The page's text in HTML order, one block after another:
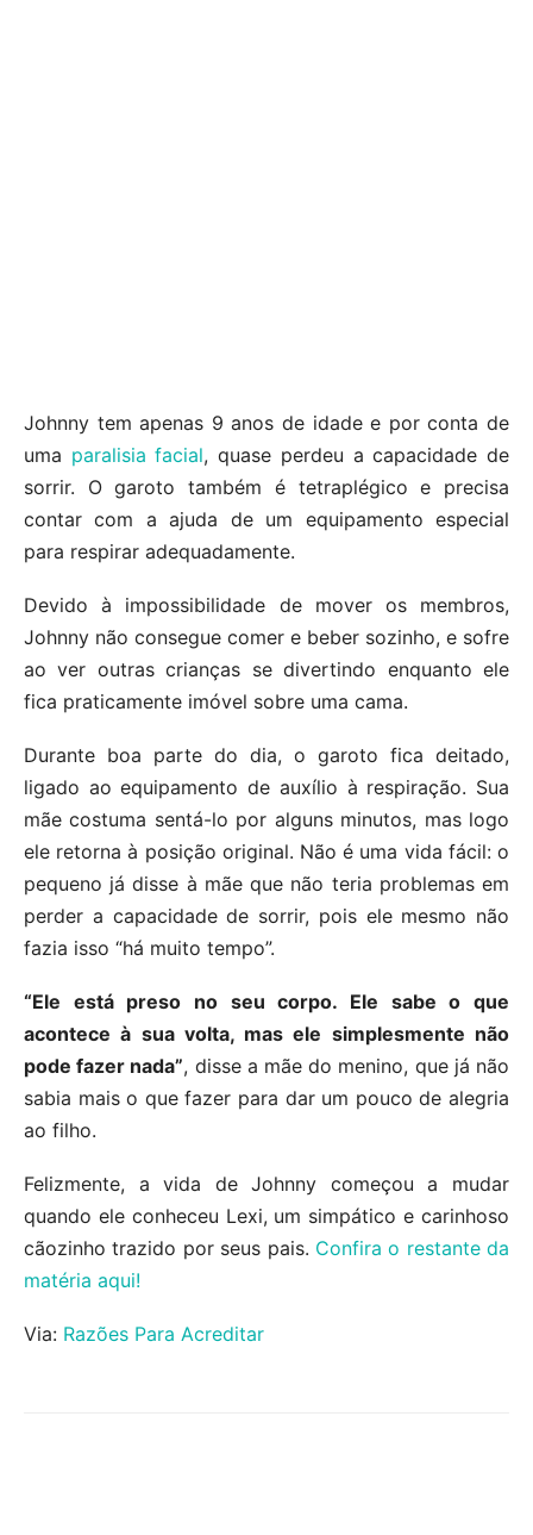
Johnny tem apenas 9 anos de idade e por conta de
uma paralisia facial, quase perdeu a capacidade de
sorrir. O garoto também é tetraplégico e precisa
contar com a ajuda de um equipamento especial
para respirar adequadamente.
Devido à impossibilidade de mover os membros,
Johnny não consegue comer e beber sozinho, e sofre
ao ver outras crianças se divertindo enquanto ele
fica praticamente imóvel sobre uma cama.
Durante boa parte do dia, o garoto fica deitado,
ligado ao equipamento de auxílio à respiração. Sua
mãe costuma sentá-lo por alguns minutos, mas logo
ele retorna à posição original. Não é uma vida fácil: o
pequeno já disse à mãe que não teria problemas em
perder a capacidade de sorrir, pois ele mesmo não
fazia isso “há muito tempo”.
“Ele está preso no seu corpo. Ele sabe o que
acontece à sua volta, mas ele simplesmente não
pode fazer nada”, disse a mãe do menino, que já não
sabia mais o que fazer para dar um pouco de alegria
ao filho.
Felizmente, a vida de Johnny começou a mudar
quando ele conheceu Lexi, um simpático e carinhoso
cãozinho trazido por seus pais. Confira o restante da
matéria aqui!
Via: Razões Para Acreditar